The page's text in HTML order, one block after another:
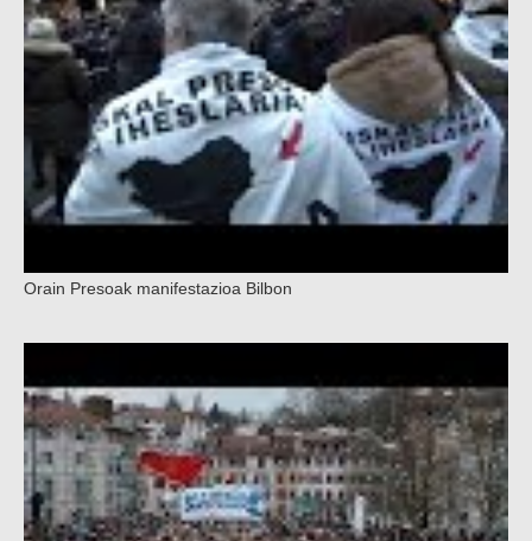
Orain Presoak manifestazioa Bilbon